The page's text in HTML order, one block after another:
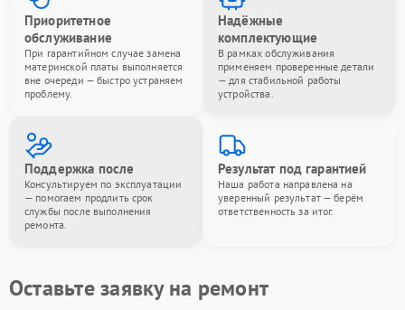
Приоритетное
обслуживание
При гарантийном случае замена
материнской платы выполняется
вне очереди — быстро устраняем
проблему.
Надёжные
комплектующие
В рамках обслуживания
применяем проверенные детали
— для стабильной работы
устройства.
Поддержка после
Консультируем по эксплуатации
— помогаем продлить срок
службы после выполнения
ремонта.
Результат под гарантией
Наша работа направлена на
уверенный результат — берём
ответственность за итог.
Оставьте заявку на ремонт